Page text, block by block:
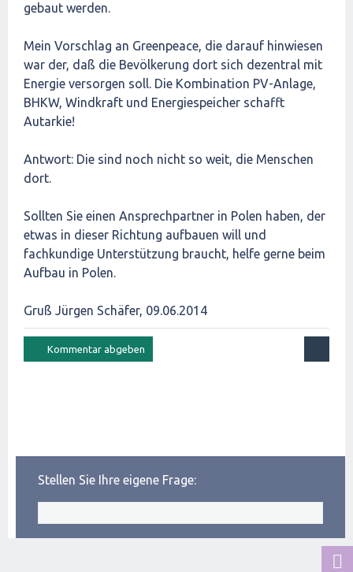
gebaut werden.
Mein Vorschlag an Greenpeace, die darauf hinwiesen
war der, daß die Bevölkerung dort sich dezentral mit
Energie versorgen soll. Die Kombination PV-Anlage,
BHKW, Windkraft und Energiespeicher schafft
Autarkie!
Antwort: Die sind noch nicht so weit, die Menschen
dort.
Sollten Sie einen Ansprechpartner in Polen haben, der
etwas in dieser Richtung aufbauen will und
fachkundige Unterstützung braucht, helfe gerne beim
Aufbau in Polen.
Gruß Jürgen Schäfer, 09.06.2014
Stellen Sie Ihre eigene Frage: